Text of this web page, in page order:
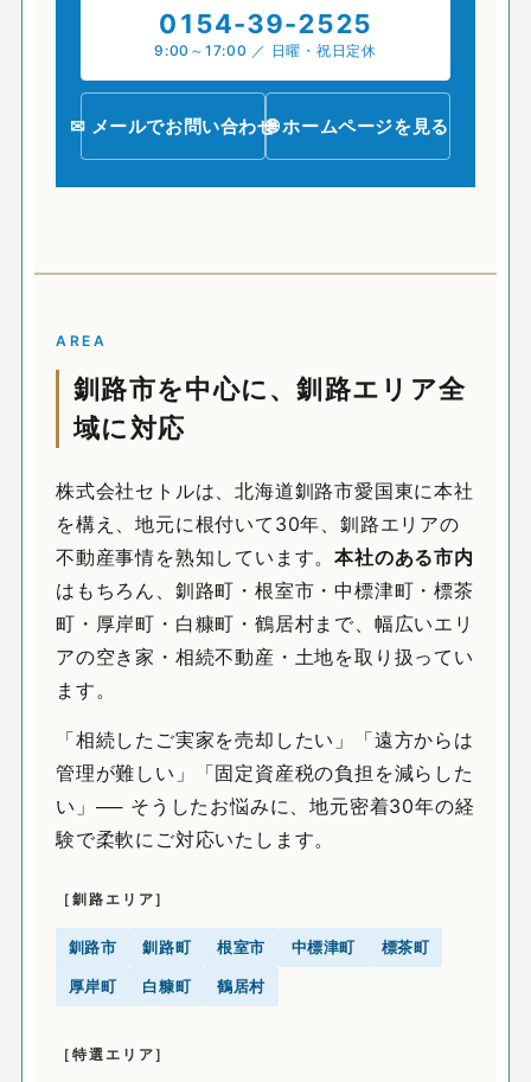
0154-39-2525
9:00～17:00 ／ 日曜・祝日定休
✉ メールでお問い合わせ🌐 ホームページを見る
AREA
釧路市を中心に、釧路エリア全
域に対応
株式会社セトルは、北海道釧路市愛国東に本社
を構え、地元に根付いて30年、釧路エリアの
不動産事情を熟知しています。本社のある市内
はもちろん、釧路町・根室市・中標津町・標茶
町・厚岸町・白糠町・鶴居村まで、幅広いエリ
アの空き家・相続不動産・土地を取り扱ってい
ます。
「相続したご実家を売却したい」「遠方からは
管理が難しい」「固定資産税の負担を減らした
い」── そうしたお悩みに、地元密着30年の経
験で柔軟にご対応いたします。
［釧路エリア］
釧路市 釧路町 根室市 中標津町 標茶町
厚岸町 白糠町 鶴居村
［特選エリア］